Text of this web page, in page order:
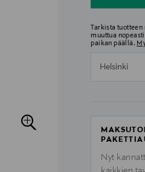
Tarkista
muuttua
paikan päällä.
Helsinki
Nyt